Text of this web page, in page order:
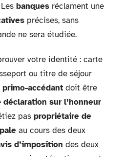
banques réclament une
précises, sans
ne sera étudiée.
votre identité : carte
ou titre de séjour
accédant doit être
déclaration sur l’honneur
pas propriétaire de
au cours des deux
d’imposition des deux